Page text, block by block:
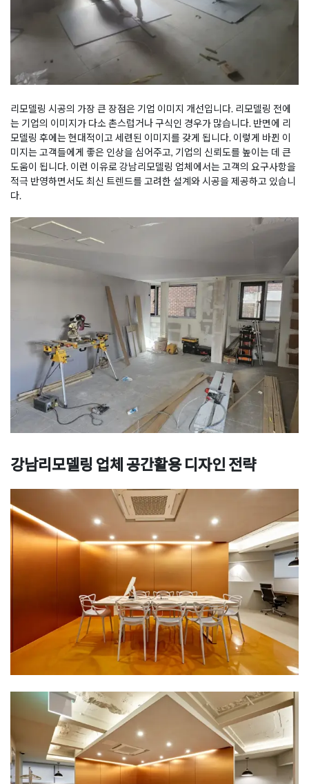
리모델링 시공의 가장 큰 장점은 기업 이미지 개선입니다. 리모델링 전에
는 기업의 이미지가 다소 촌스럽거나 구식인 경우가 많습니다. 반면에 리
모델링 후에는 현대적이고 세련된 이미지를 갖게 됩니다. 이렇게 바뀐 이
미지는 고객들에게 좋은 인상을 심어주고, 기업의 신뢰도를 높이는 데 큰
도움이 됩니다. 이런 이유로 강남리모델링 업체에서는 고객의 요구사항을
적극 반영하면서도 최신 트렌드를 고려한 설계와 시공을 제공하고 있습니
다.
강남리모델링 업체 공간활용 디자인 전략